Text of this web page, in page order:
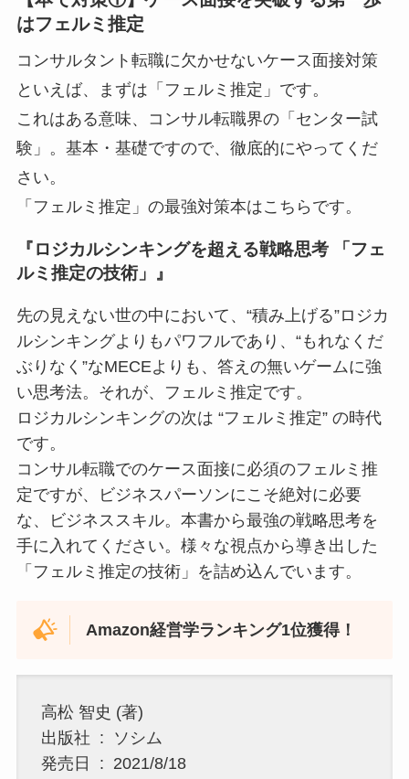
はフェルミ推定
コンサルタント転職に欠かせないケース面接対策
といえば、まずは「フェルミ推定」です。
これはある意味、コンサル転職界の「センター試
験」。基本・基礎ですので、徹底的にやってくだ
さい。
「フェルミ推定」の最強対策本はこちらです。
『ロジカルシンキングを超える戦略思考 「フェ
ルミ推定の技術」』
先の見えない世の中において、“積み上げる”ロジカ
ルシンキングよりもパワフルであり、“もれなくだ
ぶりなく”なMECEよりも、答えの無いゲームに強
い思考法。それが、フェルミ推定です。
ロジカルシンキングの次は “フェルミ推定” の時代
です。
コンサル転職でのケース面接に必須のフェルミ推
定ですが、ビジネスパーソンにこそ絶対に必要
な、ビジネススキル。本書から最強の戦略思考を
手に入れてください。様々な視点から導き出した
「フェルミ推定の技術」を詰め込んでいます。
Amazon経営学ランキング1位獲得！
高松 智史 (著)
出版社 ‏ : ‎ ソシム
発売日 ‏ : ‎ 2021/8/18